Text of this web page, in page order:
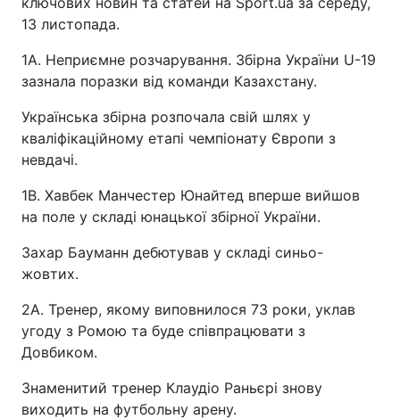
13 листопада.
1A. Неприємне розчарування. Збірна України U-19
зазнала поразки від команди Казахстану.
Українська збірна розпочала свій шлях у
кваліфікаційному етапі чемпіонату Європи з
невдачі.
1B. Хавбек Манчестер Юнайтед вперше вийшов
на поле у складі юнацької збірної України.
Захар Бауманн дебютував у складі синьо-
жовтих.
2A. Тренер, якому виповнилося 73 роки, уклав
угоду з Ромою та буде співпрацювати з
Довбиком.
Знаменитий тренер Клаудіо Раньєрі знову
виходить на футбольну арену.